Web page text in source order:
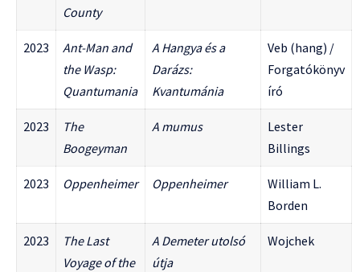
County
2023
Ant-Man and
the Wasp:
Quantumania
A Hangya és a
Darázs:
Kvantumánia
Veb (hang) /
Forgatókönyv
író
2023
The
Boogeyman
A mumus
Lester
Billings
2023 Oppenheimer Oppenheimer
William L.
Borden
2023
The Last
Voyage of the
A Demeter utolsó
útja
Wojchek